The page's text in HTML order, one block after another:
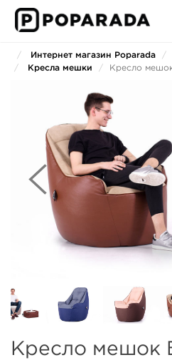
Интернет магазин Poparada
Кресла мешки
Кресло
Кресло мешок